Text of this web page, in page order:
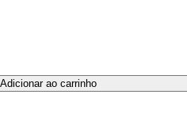
Adicionar ao carrinho